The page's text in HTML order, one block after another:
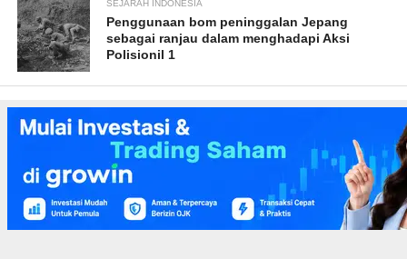
SEJARAH INDONESIA
Penggunaan bom peninggalan Jepang
sebagai ranjau dalam menghadapi Aksi
Polisionil 1